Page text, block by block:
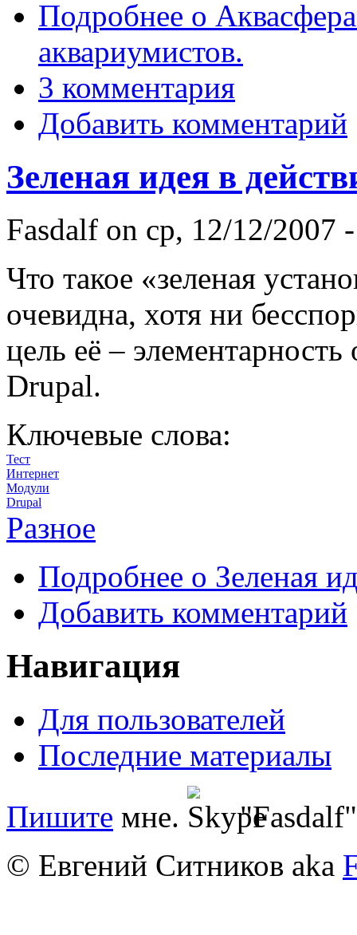
Подробнее о
аквариумистов.
3 комментария
Добавить комментарий
Зеленая идея в
Fasdalf on ср, 12/12/2007
Что такое «зеленая
очевидна, хотя ни
цель её –
Drupal.
Ключевые слова:
Тест
Интернет
Модули
Drupal
Разное
Подробнее о Зеленая
Добавить комментарий
Навигация
Для пользователей
Последние материалы
Пишите мне.
"Fasdalf"
© Евгений Ситников aka